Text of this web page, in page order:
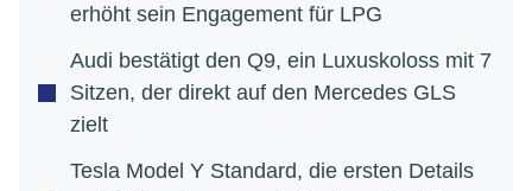
erhöht sein Engagement für LPG
Audi bestätigt den Q9, ein Luxuskoloss mit 7
Sitzen, der direkt auf den Mercedes GLS
zielt
Tesla Model Y Standard, die ersten Details